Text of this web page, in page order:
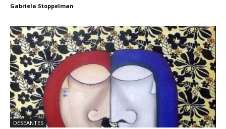
Gabriela Stoppelman
DESEANTES